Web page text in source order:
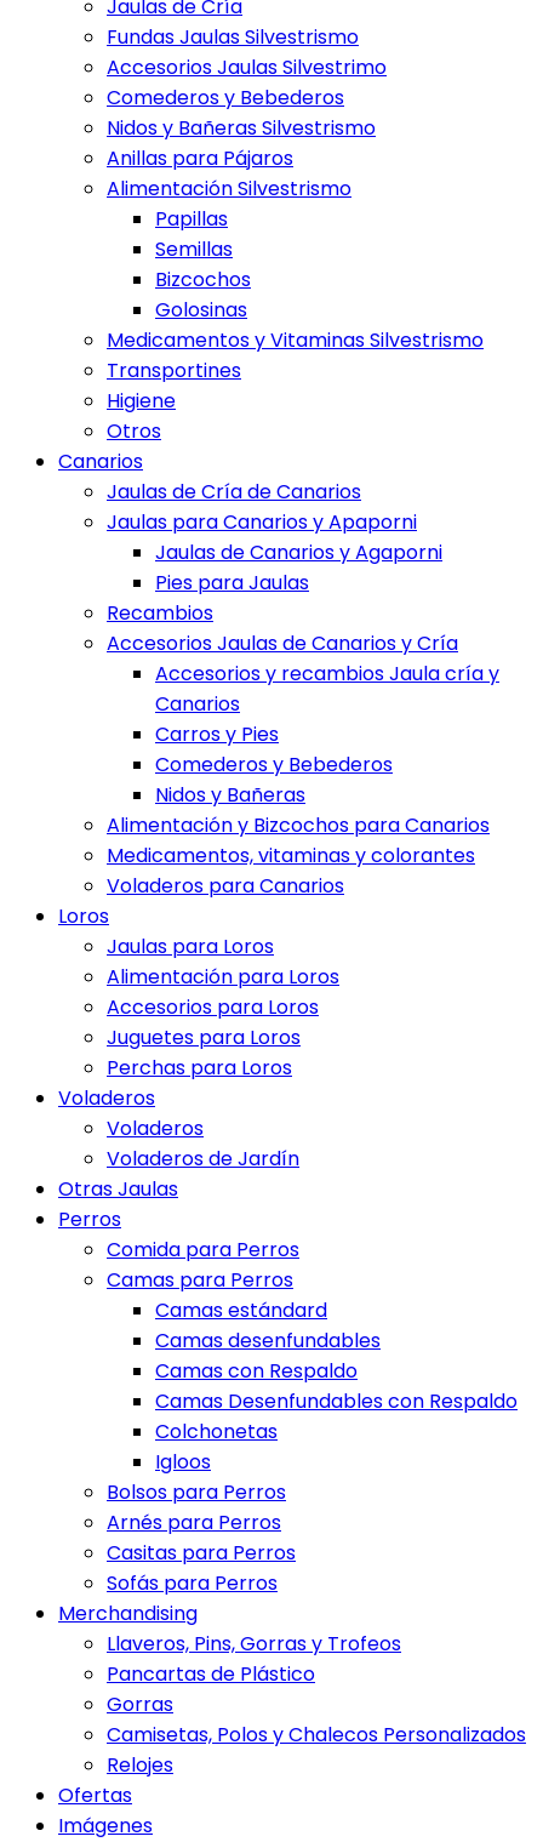
Jaulas de Cría
Fundas Jaulas Silvestrismo
Accesorios Jaulas Silvestrimo
Comederos y Bebederos
Nidos y Bañeras Silvestrismo
Anillas para Pájaros
Alimentación Silvestrismo
Papillas
Semillas
Bizcochos
Golosinas
Medicamentos y Vitaminas Silvestrismo
Transportines
Higiene
Otros
Canarios
Jaulas de Cría de Canarios
Jaulas para Canarios y Apaporni
Jaulas de Canarios y Agaporni
Pies para Jaulas
Recambios
Accesorios Jaulas de Canarios y Cría
Accesorios y recambios Jaula cría y
Canarios
Carros y Pies
Comederos y Bebederos
Nidos y Bañeras
Alimentación y Bizcochos para Canarios
Medicamentos, vitaminas y colorantes
Voladeros para Canarios
Loros
Jaulas para Loros
Alimentación para Loros
Accesorios para Loros
Juguetes para Loros
Perchas para Loros
Voladeros
Voladeros
Voladeros de Jardín
Otras Jaulas
Perros
Comida para Perros
Camas para Perros
Camas estándard
Camas desenfundables
Camas con Respaldo
Camas Desenfundables con Respaldo
Colchonetas
Igloos
Bolsos para Perros
Arnés para Perros
Casitas para Perros
Sofás para Perros
Merchandising
Llaveros, Pins, Gorras y Trofeos
Pancartas de Plástico
Gorras
Camisetas, Polos y Chalecos Personalizados
Relojes
Ofertas
Imágenes